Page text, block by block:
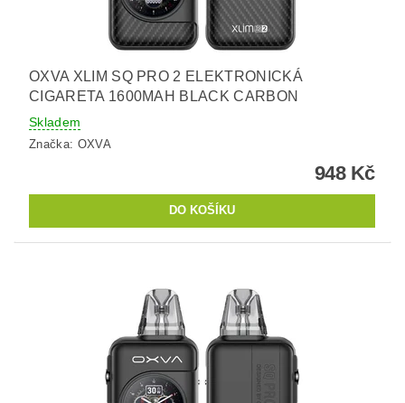
OXVA XLIM SQ PRO 2 ELEKTRONICKÁ
CIGARETA 1600MAH BLACK CARBON
Skladem
Značka: OXVA
948 Kč